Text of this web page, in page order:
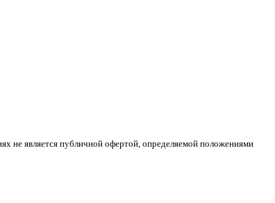
не является публичной офертой, определяемой положениями